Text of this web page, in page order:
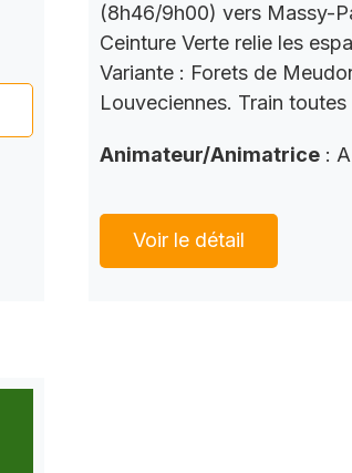
(8h46/9h00) vers Massy-
Ceinture Verte relie les
Variante : Forets de
Louveciennes. Train
Animateur/Animatrice :
Voir le détail